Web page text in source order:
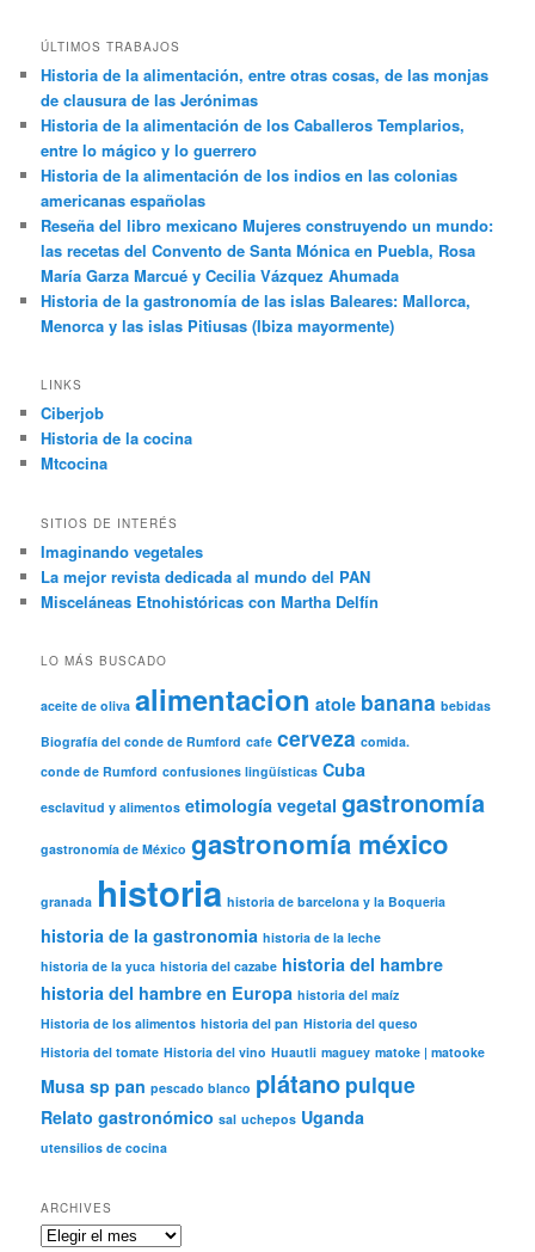
ÚLTIMOS TRABAJOS
Historia de la alimentación, entre otras cosas, de las monjas
de clausura de las Jerónimas
Historia de la alimentación de los Caballeros Templarios,
entre lo mágico y lo guerrero
Historia de la alimentación de los indios en las colonias
americanas españolas
Reseña del libro mexicano Mujeres construyendo un mundo:
las recetas del Convento de Santa Mónica en Puebla, Rosa
María Garza Marcué y Cecilia Vázquez Ahumada
Historia de la gastronomía de las islas Baleares: Mallorca,
Menorca y las islas Pitiusas (Ibiza mayormente)
LINKS
Ciberjob
Historia de la cocina
Mtcocina
SITIOS DE INTERÉS
Imaginando vegetales
La mejor revista dedicada al mundo del PAN
Misceláneas Etnohistóricas con Martha Delfín
LO MÁS BUSCADO
aceite de oliva alimentacion atole banana bebidas
Biografía del conde de Rumford cafe cerveza comida.
conde de Rumford confusiones lingüísticas Cuba
esclavitud y alimentos etimología vegetal gastronomía
gastronomía de México gastronomía méxico
granada historia historia de barcelona y la Boqueria
historia de la gastronomia historia de la leche
historia de la yuca historia del cazabe historia del hambre
historia del hambre en Europa historia del maíz
Historia de los alimentos historia del pan Historia del queso
Historia del tomate Historia del vino Huautli maguey matoke | matooke
Musa sp pan pescado blanco plátano pulque
Relato gastronómico sal uchepos Uganda
utensilios de cocina
ARCHIVES
Archives